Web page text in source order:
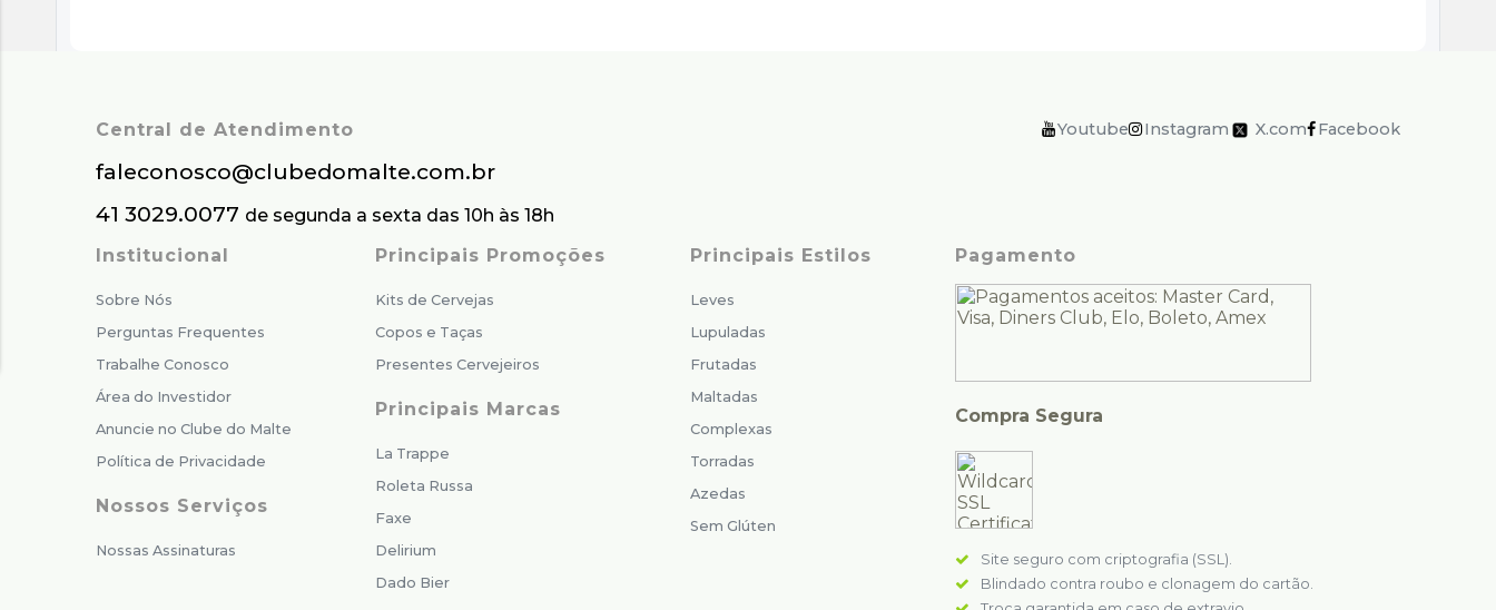
Central de Atendimento
faleconosco@clubedomalte.com.br
41 3029.0077 de segunda a sexta das 10h às 18h
Youtube Instagram X.com Facebook
Institucional
Sobre Nós
Perguntas Frequentes
Trabalhe Conosco
Área do Investidor
Anuncie no Clube do Malte
Política de Privacidade
Nossos Serviços
Nossas Assinaturas
Principais Promoções
Kits de Cervejas
Copos e Taças
Presentes Cervejeiros
Principais Marcas
La Trappe
Roleta Russa
Faxe
Delirium
Dado Bier
Principais Estilos
Leves
Lupuladas
Frutadas
Maltadas
Complexas
Torradas
Azedas
Sem Glúten
Pagamento
Compra Segura
Site seguro com criptografia (SSL).
Blindado contra roubo e clonagem do cartão.